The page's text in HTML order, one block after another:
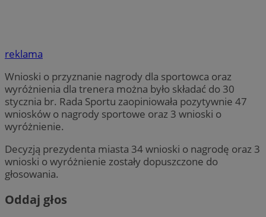
reklama
Wnioski o przyznanie nagrody dla sportowca oraz
wyróżnienia dla trenera można było składać do 30
stycznia br. Rada Sportu zaopiniowała pozytywnie 47
wniosków o nagrody sportowe oraz 3 wnioski o
wyróżnienie.
Decyzją prezydenta miasta 34 wnioski o nagrodę oraz 3
wnioski o wyróżnienie zostały dopuszczone do
głosowania.
Oddaj głos